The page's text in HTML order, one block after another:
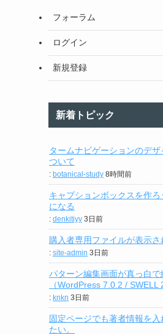
フォーラム
ログイン
新規登録
新着トピック
タームナビゲーションのデ
ついて
: botanical-study 8時間前
キャプションボックスを作
になる
: denkitiyy 3日前
購入者専用ファイルが表示さ
: site-admin 3日前
パターン編集画面が真っ白
（WordPress 7.0.2 / SWELL
: knkn 3日前
固定ページでも著者情報を
たい。